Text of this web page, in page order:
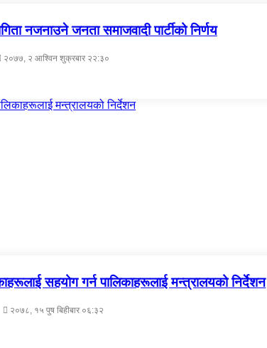
नजनाउने जनता समाजवादी पार्टीको निर्णय
२०७७, २ आश्विन शुक्रबार २२:३०
सहयोग गर्न पालिकाहरूलाई मन्त्रालयको निर्देशन
२०७८, १५ पुष बिहीबार ०६:३२